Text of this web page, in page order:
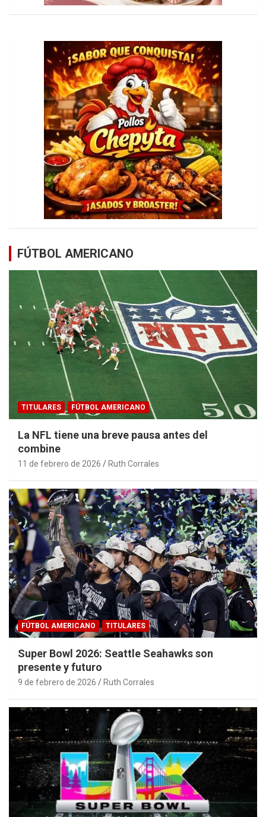
FÚTBOL AMERICANO
TITULARES FÚTBOL AMERICANO
La NFL tiene una breve pausa antes del
combine
11 de febrero de 2026 Ruth Corrales
FÚTBOL AMERICANO TITULARES
Super Bowl 2026: Seattle Seahawks son
presente y futuro
9 de febrero de 2026 Ruth Corrales